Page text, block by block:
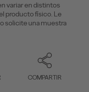
variar en distintos
producto físico. Le
solicite una muestra
COMPARTIR